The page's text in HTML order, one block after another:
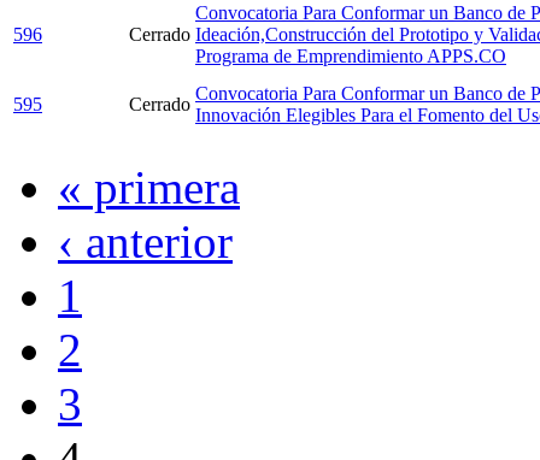
596 Cerrado
Convocatoria Para Conformar un Banco de
Ideación,Construcción del Prototipo y
Programa de Emprendimiento APPS.CO
595 Cerrado
Convocatoria Para Conformar un Banco de
Innovación Elegibles Para el Fomento del
« primera
‹ anterior
1
2
3